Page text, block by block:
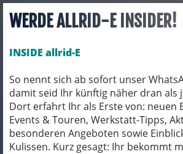
WERDE ALLRID-E INSIDER!
INSIDE allrid-E
So nennt sich ab sofort unser
damit seid Ihr künftig näher dran als
Dort erfahrt Ihr als Erste von: neuen
Events & Touren, Werkstatt-Tipps,
besonderen Angeboten sowie
Kulissen. Kurz gesagt: Ihr bekommt
Toggle navigation
BEKLEIDUNG HOSEN